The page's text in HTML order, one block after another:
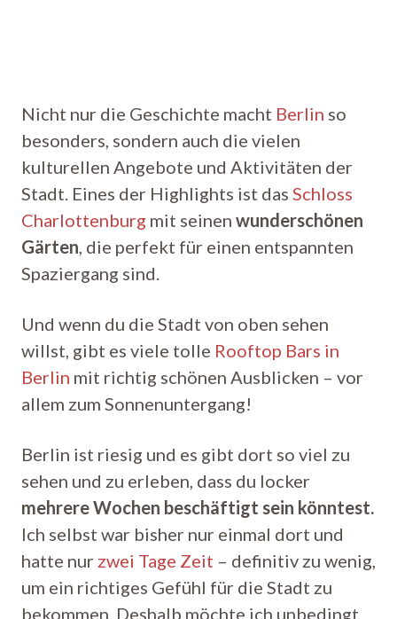
Nicht nur die Geschichte macht Berlin so
besonders, sondern auch die vielen
kulturellen Angebote und Aktivitäten der
Stadt. Eines der Highlights ist das Schloss
Charlottenburg mit seinen wunderschönen
Gärten , die perfekt für einen entspannten
Spaziergang sind.
Und wenn du die Stadt von oben sehen
willst, gibt es viele tolle Rooftop Bars in
Berlin mit richtig schönen Ausblicken – vor
allem zum Sonnenuntergang!
Berlin ist riesig und es gibt dort so viel zu
sehen und zu erleben, dass du locker
mehrere Wochen beschäftigt sein könntest.
Ich selbst war bisher nur einmal dort und
hatte nur zwei Tage Zeit – definitiv zu wenig,
um ein richtiges Gefühl für die Stadt zu
bekommen. Deshalb möchte ich unbedingt